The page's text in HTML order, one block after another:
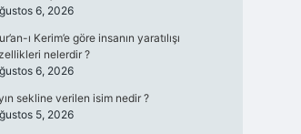
6, 2026
ı Kerim’e göre insanın yaratılışı
nelerdir ?
6, 2026
sekline verilen isim nedir ?
5, 2026